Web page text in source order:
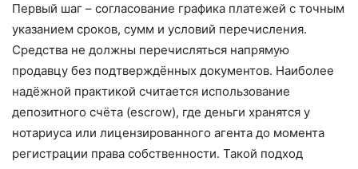
Первый шаг – согласование графика платежей с точным
указанием сроков, сумм и условий перечисления.
Средства не должны перечисляться напрямую
продавцу без подтверждённых документов. Наиболее
надёжной практикой считается использование
депозитного счёта (escrow), где деньги хранятся у
нотариуса или лицензированного агента до момента
регистрации права собственности. Такой подход